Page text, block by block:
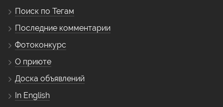
Поиск по Тегам
Последние комментарии
Фотоконкурс
О приюте
Доска объявлений
In English